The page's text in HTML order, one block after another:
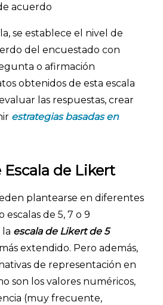
acuerdo
se establece el nivel de
del encuestado con
o afirmación
obtenidos de esta escala
las respuestas, crear
estrategias basadas en
de Likert
plantearse en diferentes
de 5, 7 o 9
la escala de Likert de 5
extendido. Pero además,
de representación en
son los valores numéricos,
(muy frecuente,